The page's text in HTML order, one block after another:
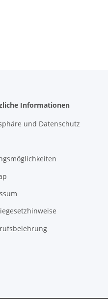
Informationen
und Datenschutz